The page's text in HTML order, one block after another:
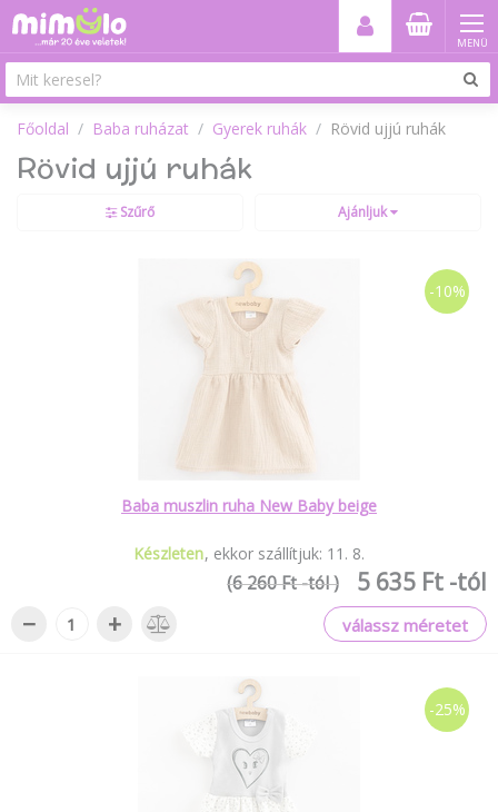
MENÜ
Főoldal Baba ruházat Gyerek ruhák Rövid ujjú ruhák
Rövid ujjú ruhák
Szűrő Ajánljuk
-10%
Baba muszlin ruha New Baby beige
Készleten ekkor szállítjuk: 11 . 8.
5 635 Ft -tól
(6 260 Ft -tól )
− + válassz méretet
-25%